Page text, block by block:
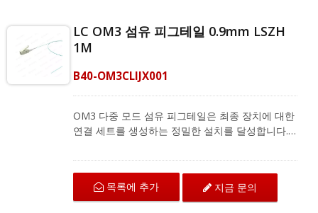
다양한 단일 모드 및 다중 모드 섬유 피그테일을 제
공하며, 전체 제품 정보는 저희에게 문의하십시오.
LC OM3 섬유 피그테일 0.9mm LSZH
1M
B40-OM3CLIJX001
OM3 다중 모드 섬유 피그테일은 최종 장치에 대한
연결 세트를 생성하는 정밀한 설치를 달성합니다.
을 충족하는 케이블링을 위해 공간을 절약합니다.
이 커넥터는 TIA/EIA-568-B.3 표준을 충족하며 섬
유 광케이블 종단을 최상의 성능으로 제공합니다.
OM3 섬유 피그테일은 CATV 유형 FTTH, FTTB
목록에 추가 지금 문의